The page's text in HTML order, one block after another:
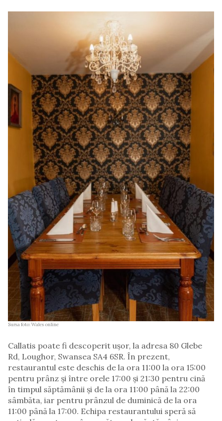
Sursa foto: Wales online
Callatis poate fi descoperit ușor, la adresa 80 Glebe
Rd, Loughor, Swansea SA4 6SR. În prezent,
restaurantul este deschis de la ora 11:00 la ora 15:00
pentru prânz și între orele 17:00 și 21:30 pentru cină
în timpul săptămânii și de la ora 11:00 până la 22:00
sâmbăta, iar pentru prânzul de duminică de la ora
11:00 până la 17:00. Echipa restaurantului speră să